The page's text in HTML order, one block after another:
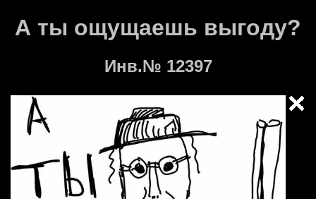
А ты ощущаешь выгоду?
Инв.№ 12397